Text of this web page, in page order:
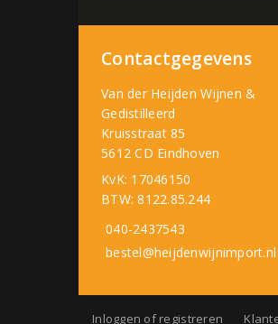
Contactgegevens
Van der Heijden Wijnen &
Gedistilleerd
Kruisstraat 85
5612 CD Eindhoven
KvK: 17046150
BTW: 8122.85.244
040-2437543
bestel@heijdenwijnimport.nl
Inloggen of registreren